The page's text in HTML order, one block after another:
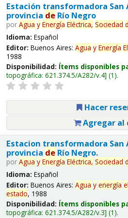
Estación transformadora San
provincia deRío Negro
por Agua y Energía Eléctrica, Sociedad
Idioma: Español
Editor: Buenos Aires: Agua y Energía
1988
Disponibilidad: Ítems disponibles
topográfica: 621.374.5/A282/v.4 (1).
Hacer
Agregar al
Estacion transformadora San
provincia deRío Negro.
por Agua y Energía Eléctrica, Sociedad
Idioma: Español
Editor: Buenos Aires: Agua y energía
estado, 1988
Disponibilidad: Ítems disponibles
topográfica: 621.374.5/A282/v.3 (1).